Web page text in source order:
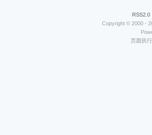
RSS2.0
Copyright © 2000 -
页面执